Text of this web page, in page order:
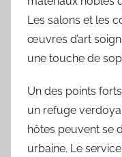
Les salons et les
œuvres d’art
une touche de
Un des points
un refuge
hôtes peuvent se
urbaine. Le